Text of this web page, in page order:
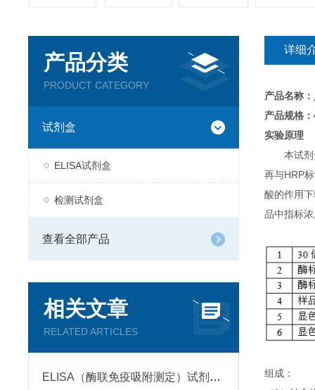
产品分类
PRODUCT CATEGORY
试剂盒
ELISA试剂盒
检测试剂盒
查看全部产品
相关文章
RELATED ARTICLES
ELISA（酶联免疫吸附测定）试剂盒原理类型检测方法
详细
产品名称：
产品规格
实验原理
本试
再与HRP
酸的作用
品中指标
组成：